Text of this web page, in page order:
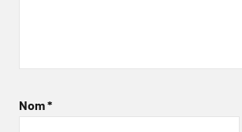
Nom*